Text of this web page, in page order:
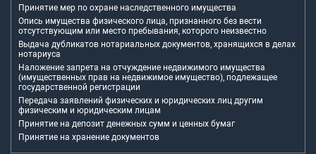
Принятие мер по охране наследственного имущества
Опись имущества физического лица, признанного без вести
отсутствующим или место пребывания, которого неизвестно
Выдача дубликатов нотариальных документов, хранящихся в делах
нотариуса
Наложение запрета на отчуждение недвижимого имущества
(имущественных прав на недвижимое имущество), подлежащее
государственной регистрации
Передача заявлений физических и юридических лиц другим
физическим и юридическим лицам
Принятие на депозит денежных сумм и ценных бумаг
Принятие на хранение документов